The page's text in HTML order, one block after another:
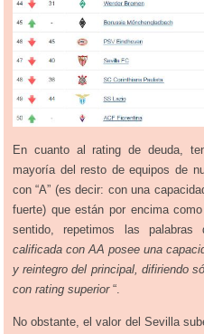
En cuanto al rating de deuda,
mayoría del resto de equipos de
con “A” (es decir: con una capacid
fuerte) que están por encima
sentido, repetimos las
calificada con AA posee una
y reintegro del principal, difiriendo
con rating superior“.
No obstante, el valor del Sevilla